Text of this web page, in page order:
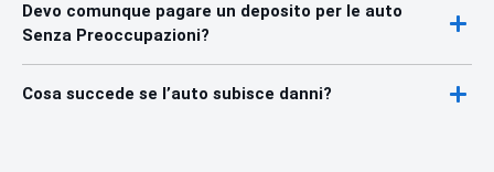
Devo comunque pagare un deposito per le auto
Senza Preoccupazioni?
Cosa succede se l’auto subisce danni?